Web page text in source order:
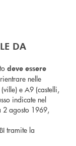
DA
deve essere
nelle
e A9 (castelli,
indicate nel
2 agosto 1969,
tramite la